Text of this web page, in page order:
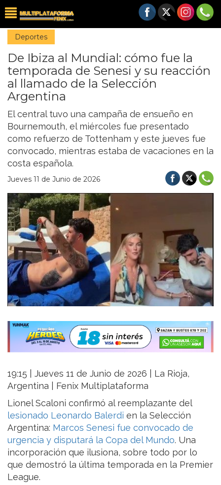
Deportes
De Ibiza al Mundial: cómo fue la
temporada de Senesi y su reacción
al llamado de la Selección
Argentina
El central tuvo una campaña de ensueño en
Bournemouth, el miércoles fue presentado
como refuerzo de Tottenham y este jueves fue
convocado, mientras estaba de vacaciones en la
costa española.
Jueves 11 de Junio de 2026
19:15 | Jueves 11 de Junio de 2026 | La Rioja,
Argentina | Fenix Multiplataforma
Lionel Scaloni confirmó al reemplazante del
lesionado Leonardo Balerdi en la Selección
Argentina: Marcos Senesi fue convocado de
urgencia y disputará la Copa del Mundo. Una
incorporación que ilusiona, sobre todo por lo
que demostró la última temporada en la Premier
League.